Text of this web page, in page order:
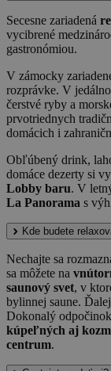
Secesne zariadená
vycibrené
gastronómiou.
V zámocky
rozprávke. V
čerstvé ryby a
prvotriednych
domácich i
Obľúbený drink,
domáce dezerty si
Lobby baru. V
La Panorama s
Kde budete
Nechajte sa
sa môžete na
saunový svet, v
bylinnej saune.
Dokonalý
kúpeľných aj
centrum.